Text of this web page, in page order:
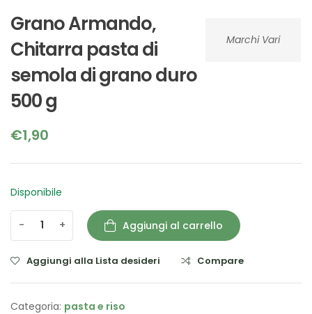
Marchi Vari
Grano Armando,
Chitarra pasta di
semola di grano duro
500 g
€1,90
Disponibile
- + Aggiungi al carrello
Aggiungi alla Lista desideri Compare
Categoria: pasta e riso